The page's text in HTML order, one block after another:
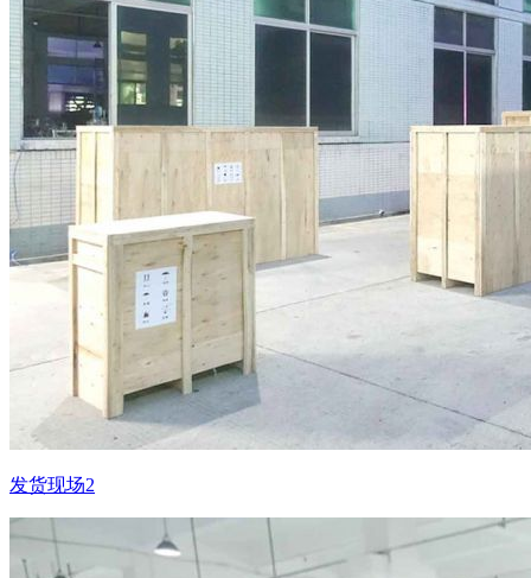
发货现场2